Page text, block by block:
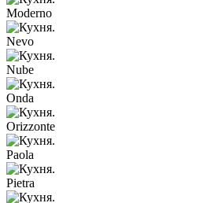
Moderno
Nevo
Nube
Onda
Orizzonte
Paola
Pietra